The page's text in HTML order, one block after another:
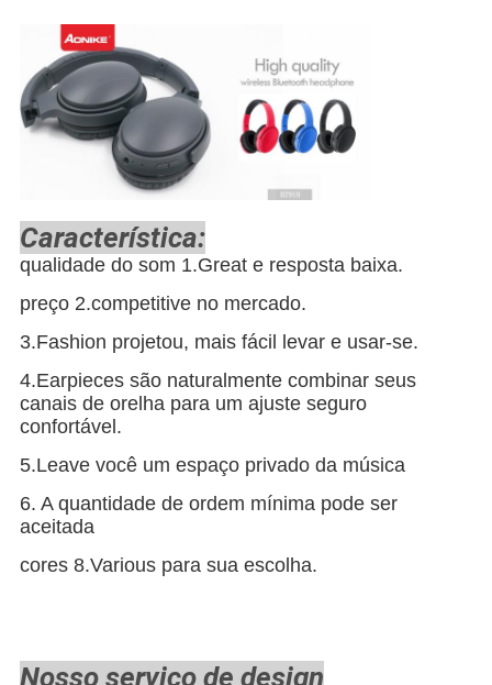
Característica:
qualidade do som 1.Great e resposta baixa.
preço 2.competitive no mercado.
3.Fashion projetou, mais fácil levar e usar-se.
4.Earpiecessão naturalmente combinar seus
canais de orelha para um ajuste seguro
confortável.
5.Leavevocê um espaço privado da música
6. A quantidade de ordem mínima pode ser
aceitada
cores 8.Various para sua escolha.
Nosso serviço de design